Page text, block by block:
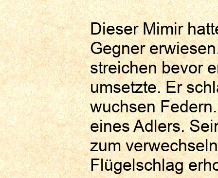
Dieser Mimir
Gegner
streichen bevor
umsetzte. Er
wuchsen
eines Adlers.
zum
Flügelschlag